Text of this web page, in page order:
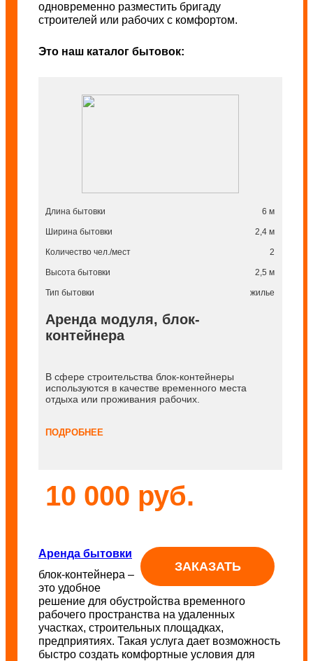
одновременно разместить бригаду
строителей или рабочих с комфортом.
Это наш каталог бытовок:
Длина бытовки 6 м
Ширина бытовки 2,4 м
Количество чел./мест 2
Высота бытовки 2,5 м
Тип бытовки жилье
Аренда модуля, блок-
контейнера
В сфере строительства блок-контейнеры
используются в качестве временного места
отдыха или проживания рабочих.
ПОДРОБНЕЕ
10 000 руб.
ЗАКАЗАТЬ
Аренда бытовки
блок-контейнера –
это удобное
решение для обустройства временного
рабочего пространства на удаленных
участках, строительных площадках,
предприятиях. Такая услуга дает возможность
быстро создать комфортные условия для